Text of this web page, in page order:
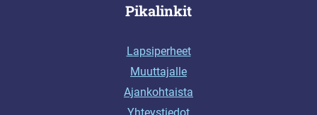
Pikalinkit
Lapsiperheet
Muuttajalle
Ajankohtaista
Yhteystiedot